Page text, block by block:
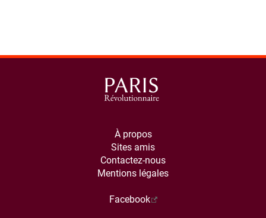
À propos
Sites amis
Contactez-nous
Mentions légales
Facebook